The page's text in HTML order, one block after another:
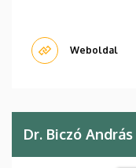
Weboldal
Dr. Biczó András